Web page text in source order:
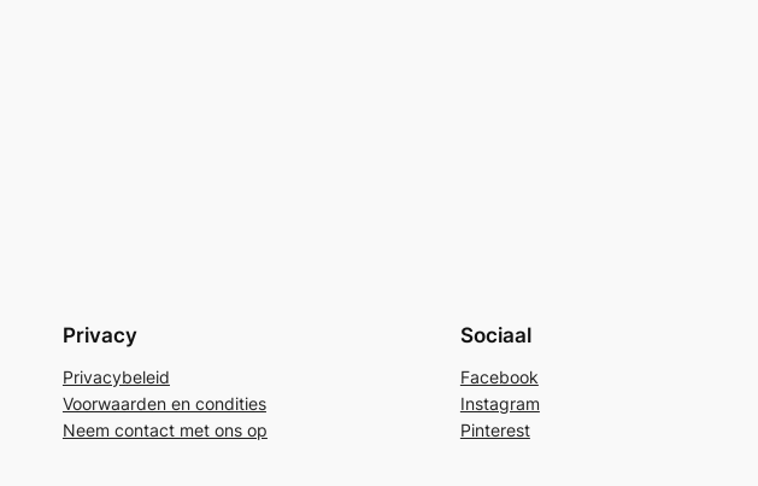
Privacy
Privacybeleid
Voorwaarden en condities
Neem contact met ons op
Sociaal
Facebook
Instagram
Pinterest